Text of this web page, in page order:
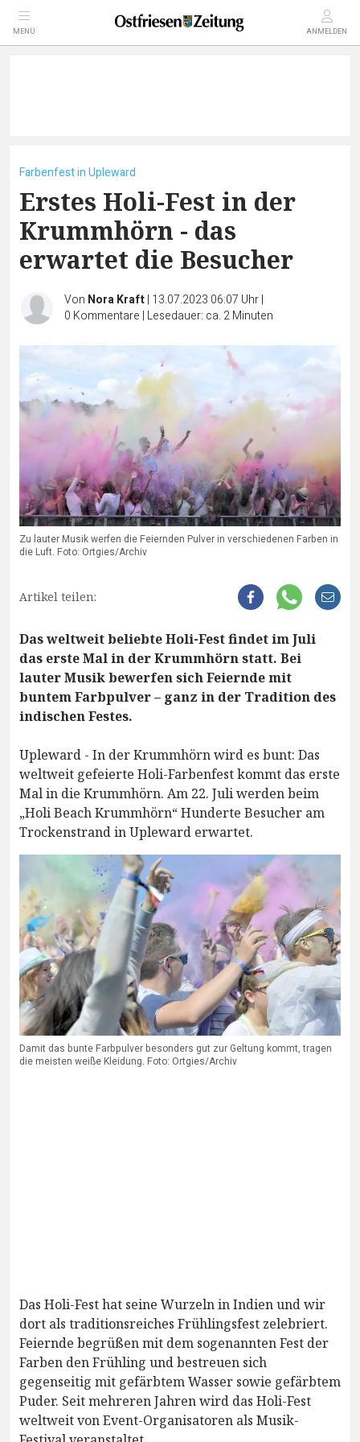
MENÜ ANMELDEN
Farbenfest in Upleward
Erstes Holi-Fest in der
Krummhörn - das
erwartet die Besucher
Von Nora Kraft| 13.07.2023 06:07 Uhr|
0 Kommentare | Lesedauer: ca. 2 Minuten
Zu lauter Musik werfen die Feiernden Pulver in verschiedenen Farben in
die Luft. Foto: Ortgies/Archiv
Artikel teilen:
Das weltweit beliebte Holi-Fest findet im Juli
das erste Mal in der Krummhörn statt. Bei
lauter Musik bewerfen sich Feiernde mit
buntem Farbpulver – ganz in der Tradition des
indischen Festes.
Upleward - In der Krummhörn wird es bunt: Das
weltweit gefeierte Holi-Farbenfest kommt das erste
Mal in die Krummhörn. Am 22. Juli werden beim
„Holi Beach Krummhörn“ Hunderte Besucher am
Trockenstrand in Upleward erwartet.
Damit das bunte Farbpulver besonders gut zur Geltung kommt, tragen
die meisten weiße Kleidung. Foto: Ortgies/Archiv
Das Holi-Fest hat seine Wurzeln in Indien und wir
dort als traditionsreiches Frühlingsfest zelebriert.
Feiernde begrüßen mit dem sogenannten Fest der
Farben den Frühling und bestreuen sich
gegenseitig mit gefärbtem Wasser sowie gefärbtem
Puder. Seit mehreren Jahren wird das Holi-Fest
weltweit von Event-Organisatoren als Musik-